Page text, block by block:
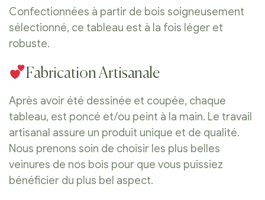
Confectionnées à partir de bois soigneusement
sélectionné, ce tableau est à la fois léger et
robuste.
Fabrication Artisanale
Après avoir été dessinée et coupée, chaque
tableau, est poncé et/ou peint à la main. Le travail
artisanal assure un produit unique et de qualité.
Nous prenons soin de choisir les plus belles
veinures de nos bois pour que vous puissiez
bénéficier du plus bel aspect.